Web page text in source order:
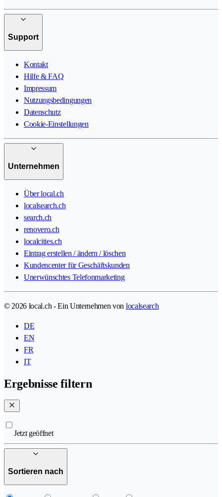
Support
Kontakt
Hilfe & FAQ
Impressum
Nutzungsbedingungen
Datenschutz
Cookie-Einstellungen
Unternehmen
Über local.ch
localsearch.ch
search.ch
renovero.ch
localcities.ch
Eintrag erstellen / ändern / löschen
Kundencenter für Geschäftskunden
Unerwünschtes Telefonmarketing
© 2026 local.ch - Ein Unternehmen von localsearch
DE
EN
FR
IT
Ergebnisse filtern
Jetzt geöffnet
Sortieren nach